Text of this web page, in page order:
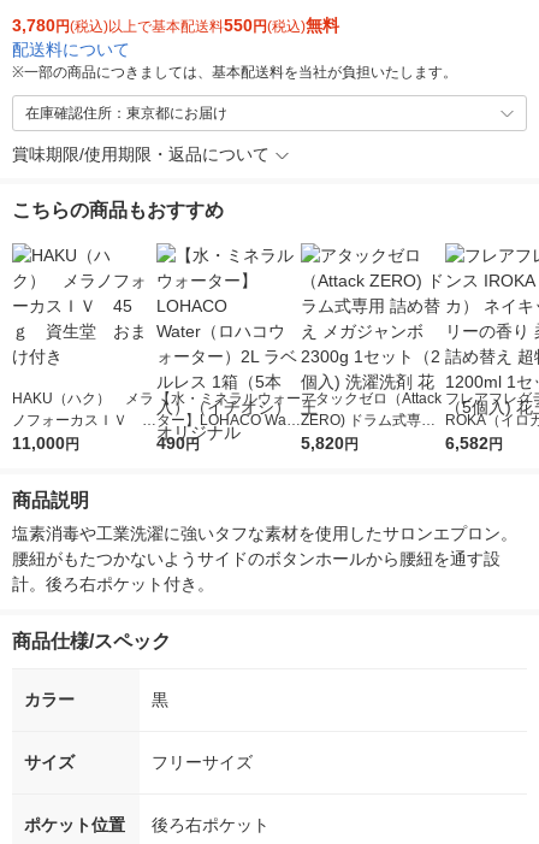
3,780円(税込)以上で基本配送料550円(税込)無料
配送料について
※一部の商品につきましては、基本配送料を当社が負担いたします。
在庫確認住所：東京都にお届け
賞味期限/使用期限・返品について
こちらの商品もおすすめ
HAKU（ハク） メラ
ノフォーカスＩＶ 4
5ｇ 資生堂 おまけ
11,000円
【水・ミネラルウォー
ター】LOHACO Wate
r（ロハコウォータ
490円
アタックゼロ（Attack
ZERO) ドラム式専用
詰め替え メガジャン
5,820円
フレアフレグ
ROKA（イロ
イキッドリリ
6,582円
商品説明
塩素消毒や工業洗濯に強いタフな素材を使用したサロンエプロン。
腰紐がもたつかないようサイドのボタンホールから腰紐を通す設
計。後ろ右ポケット付き。
商品仕様/スペック
カラー 黒
サイズ フリーサイズ
ポケット位置 後ろ右ポケット